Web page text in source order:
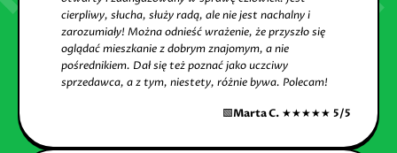
cierpliwy, słucha, służy radą, ale nie jest nachalny i
zarozumiały! Można odnieść wrażenie, że przyszło się
oglądać mieszkanie z dobrym znajomym, a nie
pośrednikiem. Dał się też poznać jako uczciwy
sprzedawca, a z tym, niestety, różnie bywa. Polecam!
🟩Marta C. ★★★★★ 5/5